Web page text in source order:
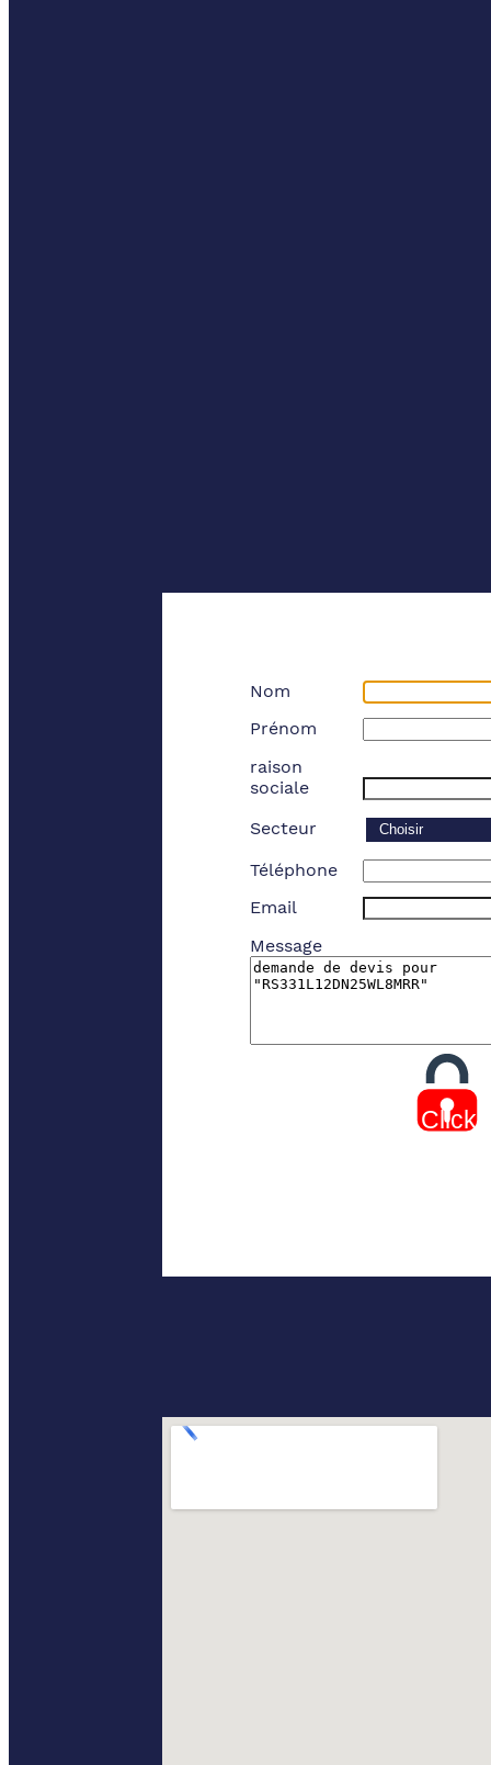
Nom
Prénom
raison
sociale
Secteur
Téléphone
Email
Message
Click